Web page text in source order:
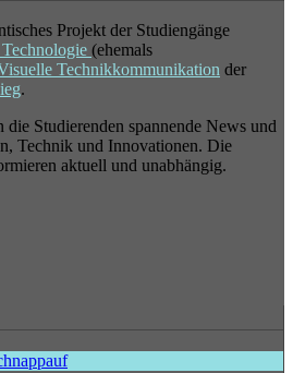
Projekt der Studiengänge
(ehemals
Technikkommunikation der
.
die Studierenden spannende News und
Technik und Innovationen. Die
aktuell und unabhängig.